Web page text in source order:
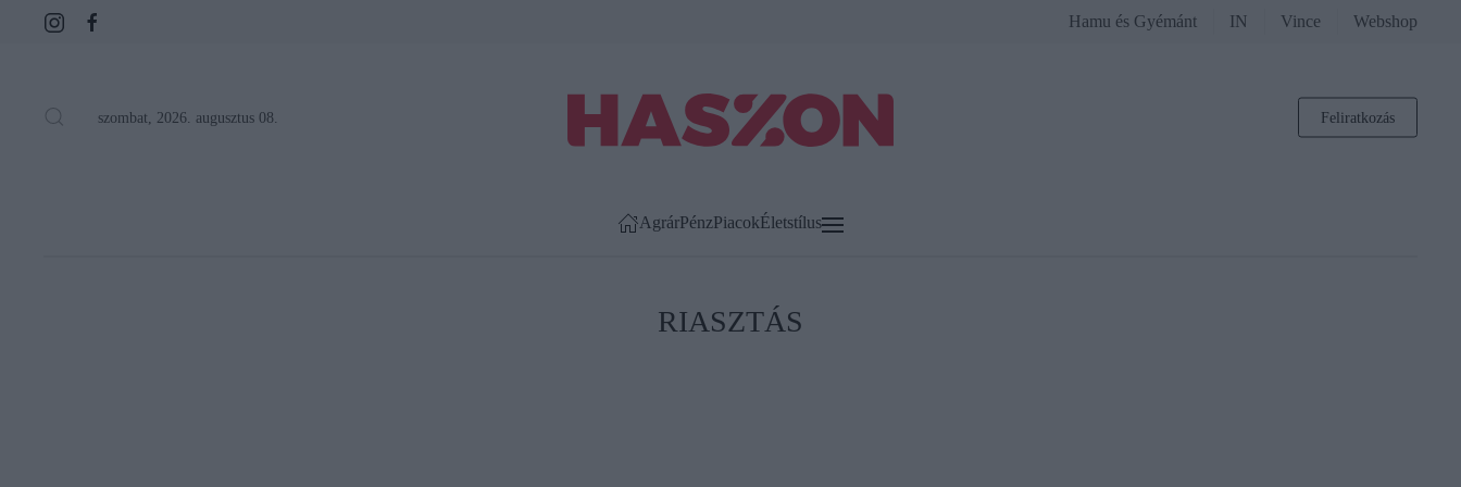
Hamu és Gyémánt IN Vince Webshop
szombat, 2026. augusztus 08. Feliratkozás
AgrárPénzPiacokÉletstílus
RIASZTÁS